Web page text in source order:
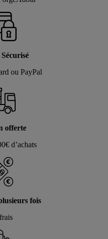
ou PayPal
offerte
d’achats
fois